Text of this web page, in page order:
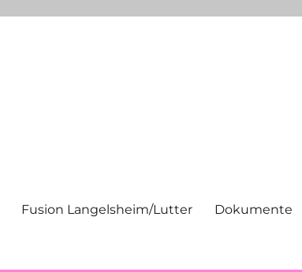
Fusion Langelsheim/Lutter Dokumente